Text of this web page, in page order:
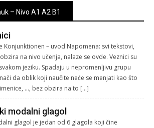
– Nivo A1 A2 B1
Konjunktionen – uvod Napomena: svi tekstovi,
na nivo učenja, nalaze se ovde. Veznici su
jeziku. Spadaju u nepromenljivu grupu
da oblik koji naučite neće se menjati kao što
…, bez obzira na to […]
modalni glagol
glagol je jedan od 6 glagola koji čine